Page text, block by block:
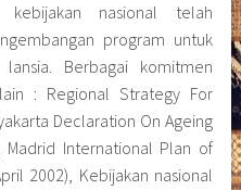
nasional telah
program untuk
lansia. Berbagai komitmen
: Regional Strategy For
Declaration On Ageing
International Plan of
2002), Kebijakan nasional